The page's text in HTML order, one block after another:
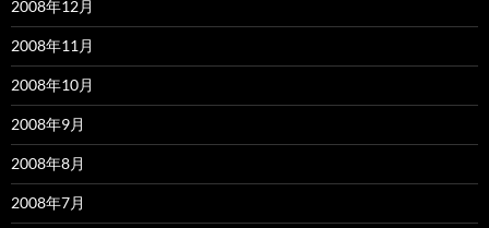
2008年12月
2008年11月
2008年10月
2008年9月
2008年8月
2008年7月